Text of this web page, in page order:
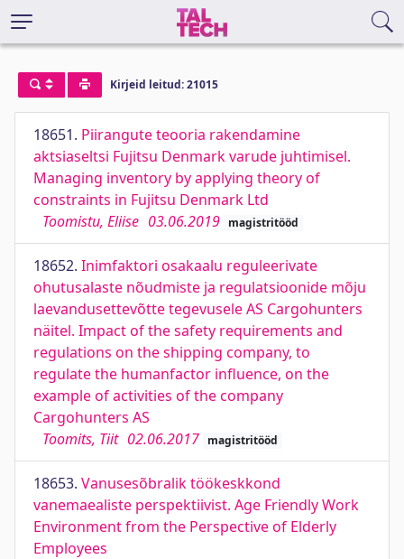
Kirjeid leitud: 21015
18651. Piirangute teooria rakendamine
aktsiaseltsi Fujitsu Denmark varude juhtimisel.
Managing inventory by applying theory of
constraints in Fujitsu Denmark Ltd
Toomistu, Eliise 03.06.2019 magistritööd
18652. Inimfaktori osakaalu reguleerivate
ohutusalaste nõudmiste ja regulatsioonide mõju
laevandusettevõtte tegevusele AS Cargohunters
näitel. Impact of the safety requirements and
regulations on the shipping company, to
regulate the humanfactor influence, on the
example of activities of the company
Cargohunters AS
Toomits, Tiit 02.06.2017 magistritööd
18653. Vanusesõbralik töökeskkond
vanemaealiste perspektiivist. Age Friendly Work
Environment from the Perspective of Elderly
Employees